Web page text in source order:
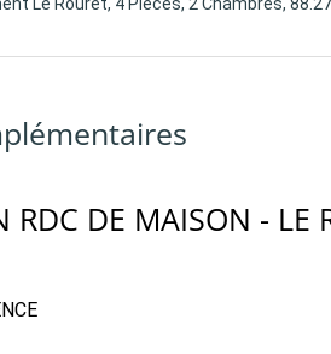
RDC DE MAISON - LE